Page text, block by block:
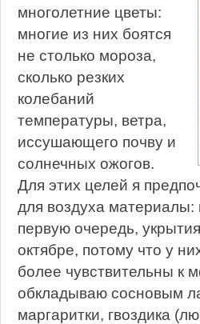
многолетние цветы:
многие из них боятся
не столько мороза,
сколько резких
колебаний
температуры, ветра,
иссушающего почву и
солнечных ожогов.
Для этих целей я
для воздуха
первую очередь,
октябре, потому что у
более чувствительны к
обкладываю сосновым
маргаритки, гвоздика